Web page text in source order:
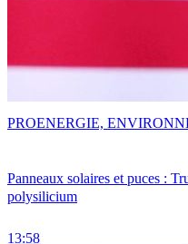
Panneaux solaires et puces :
polysilicium
13:58
PROENERGIE,